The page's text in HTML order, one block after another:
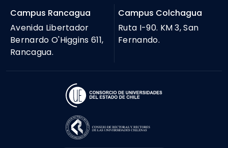
Campus Rancagua
Avenida Libertador
Bernardo O'Higgins 611,
Rancagua.
Campus Colchagua
Ruta I-90. KM 3, San
Fernando.